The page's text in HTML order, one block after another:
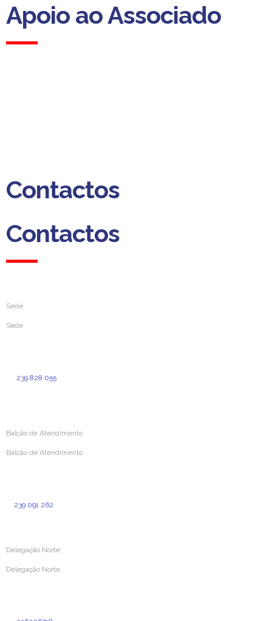
Apoio ao Associado
Contactos
Contactos
Sede
Sede
239 828 055
Balcão de Atendimento
Balcão de Atendimento
239 091 262
Delegação Norte
Delegação Norte